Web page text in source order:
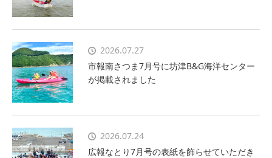
2026.07.27
市報南さつま7月号に坊津B&G海洋センター
が掲載されました
2026.07.24
広報なとり7月号の表紙を飾らせていただき